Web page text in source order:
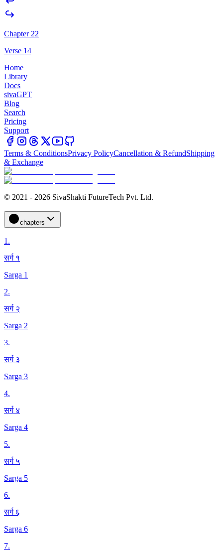
Chapter 22
Verse 14
Home
Library
Docs
sivaGPT
Blog
Search
Pricing
Support
Terms & ConditionsPrivacy PolicyCancellation & RefundShipping
& Exchange
© 2021 - 2026 SivaShakti FutureTech Pvt. Ltd.
chapters
1.
सर्ग १
Sarga 1
2.
सर्ग २
Sarga 2
3.
सर्ग ३
Sarga 3
4.
सर्ग ४
Sarga 4
5.
सर्ग ५
Sarga 5
6.
सर्ग ६
Sarga 6
7.